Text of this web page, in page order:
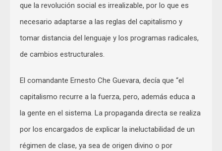
que la revolución social es irrealizable, por lo que es
necesario adaptarse a las reglas del capitalismo y
tomar distancia del lenguaje y los programas radicales,
de cambios estructurales.
El comandante Ernesto Che Guevara, decía que “el
capitalismo recurre a la fuerza, pero, además educa a
la gente en el sistema. La propaganda directa se realiza
por los encargados de explicar la ineluctabilidad de un
régimen de clase, ya sea de origen divino o por